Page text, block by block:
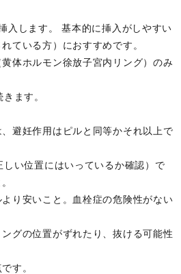
入します。 基本的に挿入がしやすい
ている方）におすすめです。
体ホルモン徐放子宮内リング）のみ
ます。
避妊作用はピルと同等かそれ以上で
い位置にはいっているか確認）で
り安いこと。血栓症の危険性がない
グの位置がずれたり、抜ける可能性
す。